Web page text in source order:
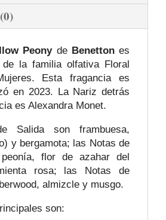
Peonyde Benettones
de la familia olfativa Floral
Esta fragancia es
en 2023. La Nariz detrás
es Alexandra Monet.
Salida son frambuesa,
y bergamota; las Notas de
flor de azahar del
rosa; las Notas de
almizcle y musgo.
son: